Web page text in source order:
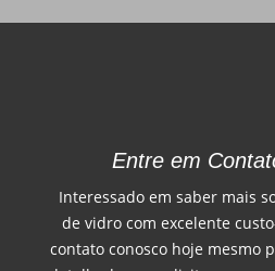
Entre em
Interessado em saber mais
de vidro com excelente
contato conosco hoje mesmo